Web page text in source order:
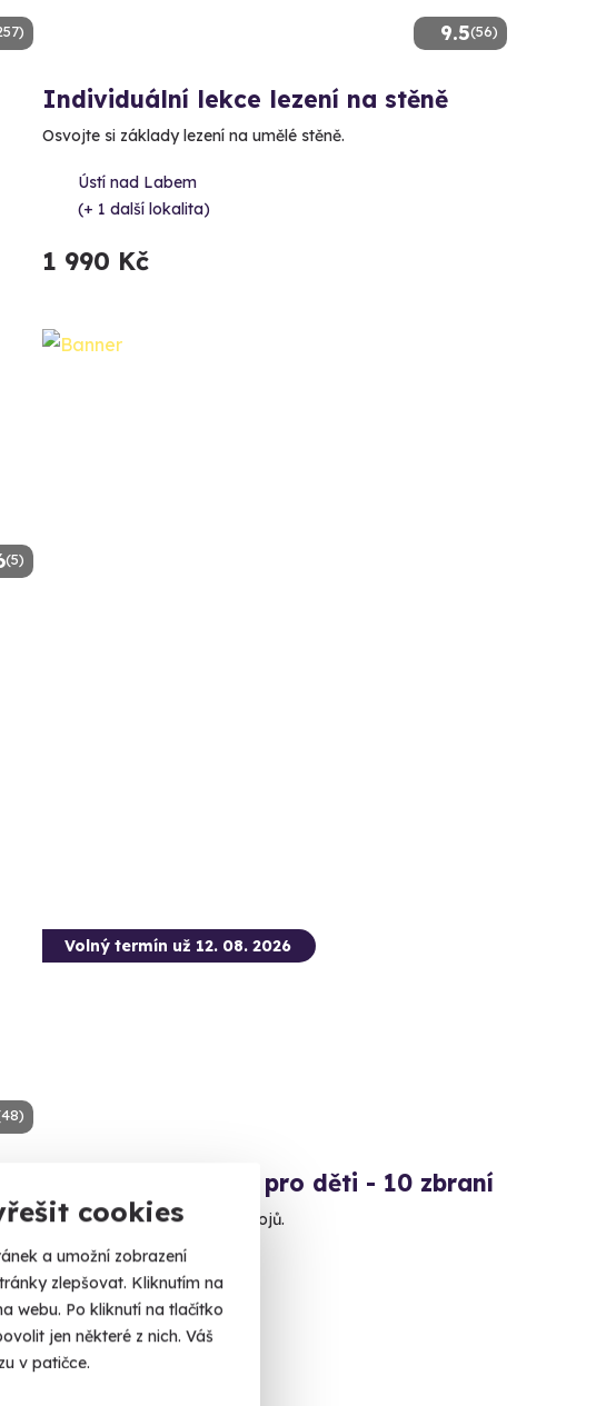
cookies
a umožní zobrazení
zlepšovat. Kliknutím na
webu. Po kliknutí na tlačítko
jen některé z nich. Váš
v patičce.
9.5(56)
Individuální lekce lezení na stěně
Osvojte si základy lezení na umělé stěně.
Ústí nad Labem
(+ 1 další lokalita)
1 990 Kč
(5)
Volný termín už 12. 08. 2026
Zážitková střelba pro děti - 10 zbraní
Připravte se na nálož 80 nábojů.
Čepirohy (okres Most)
(+ 28 dalších lokalit)
1 999 Kč